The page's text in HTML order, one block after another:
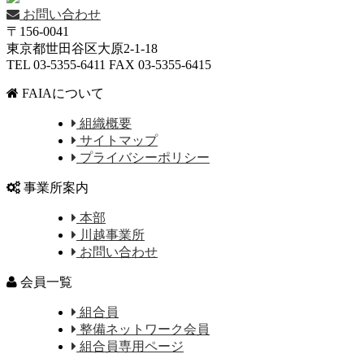
お問い合わせ
〒156-0041
東京都世田谷区大原2-1-18
TEL 03-5355-6411 FAX 03-5355-6415
FAIAについて
組織概要
サイトマップ
プライバシーポリシー
事業所案内
本部
川越事業所
お問い合わせ
会員一覧
組合員
整備ネットワーク会員
組合員専用ページ